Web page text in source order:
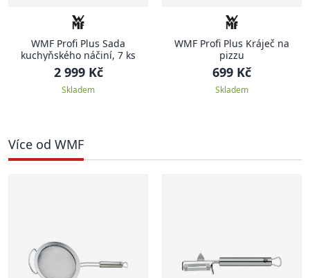
WMF Profi Plus Sada
kuchyňského náčiní, 7 ks
2 999 Kč
Skladem
WMF Profi Plus Kráječ na
pizzu
699 Kč
Skladem
Více od WMF